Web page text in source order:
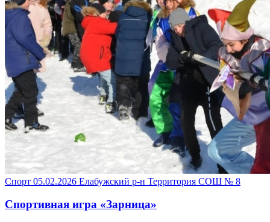
Спорт 05.02.2026 Елабужский р-н Территория СОШ № 8
Спортивная игра «Зарница»